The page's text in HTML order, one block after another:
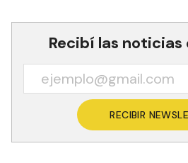
Recibí las noticias
RECIBIR